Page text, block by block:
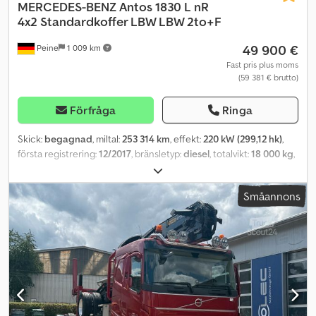
Peine 1 009 km
MERCEDES-BENZAntos 1830 L nR
4x2 Standardkoffer LBW LBW 2to+F
49 900 €
Fast pris plus moms
(59 381 € brutto)
Förfråga Ringa
Skick: begagnad, miltal:253 314 km, effekt:220 kW (299,12 hk),
första registrering:12/2017, bränsletyp:diesel, totalvikt:18 000 kg,
, nästa besiktning (TÜV):
grå, växeltyp:automatisk, emissionsklass:Euro 6,
lastutrymmesvolym:42 m³ , lastutrymmets längd:7 200 mm,
lastutrymmets bredd: 2 480 mm , lastutrymmeshöjd: 2 370 mm,
Utrustning: ABS, bakgavellyft, luftkonditionering,
navigationssystem
, * Förarairbag * ABS Dkjdpfxeum H Rmj Ahver
* ASR * ESP * Regnsensor * Adaptiv farthållare * Active Brake
Assist * Trötthetsvarnare * Filhållningsassistent * Radio *
Navigationssystem * Färddator * Backkamera * Farthållare * Hill
Start Assist * Elektriska fönsterhissar * Elektriskt justerbara
Småannons